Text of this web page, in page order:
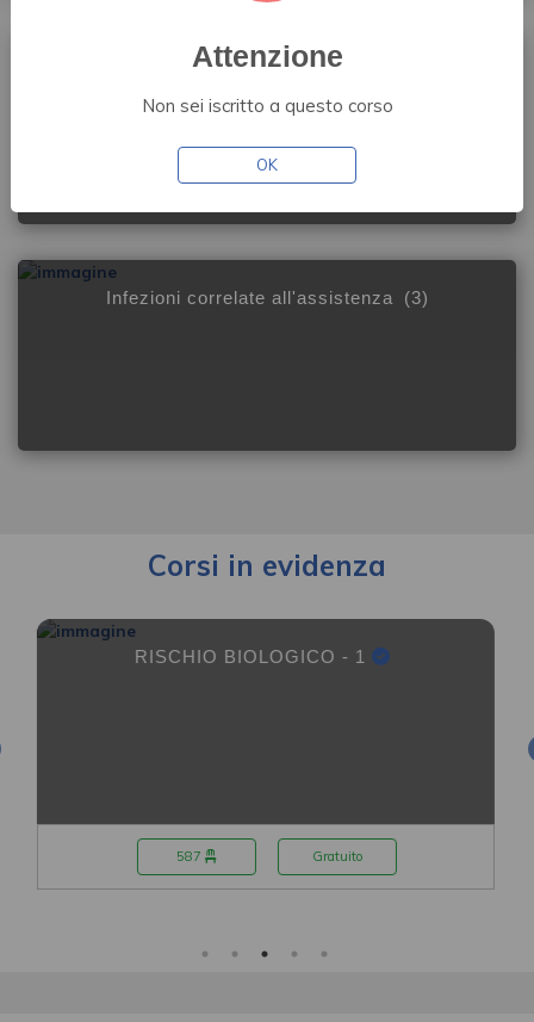
Cancer Center (1)
Infezioni correlate all'assistenza (3)
Corsi in evidenza
RISCHIO BIOLOGICO - 1
587 Gratuito
Attenzione
Non sei iscritto a questo corso
OK